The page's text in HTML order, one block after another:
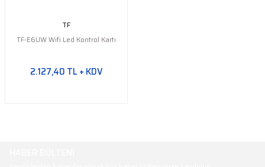
TF
TF-E6UW Wifi Led Kontrol Kartı
2.127,40 TL + KDV